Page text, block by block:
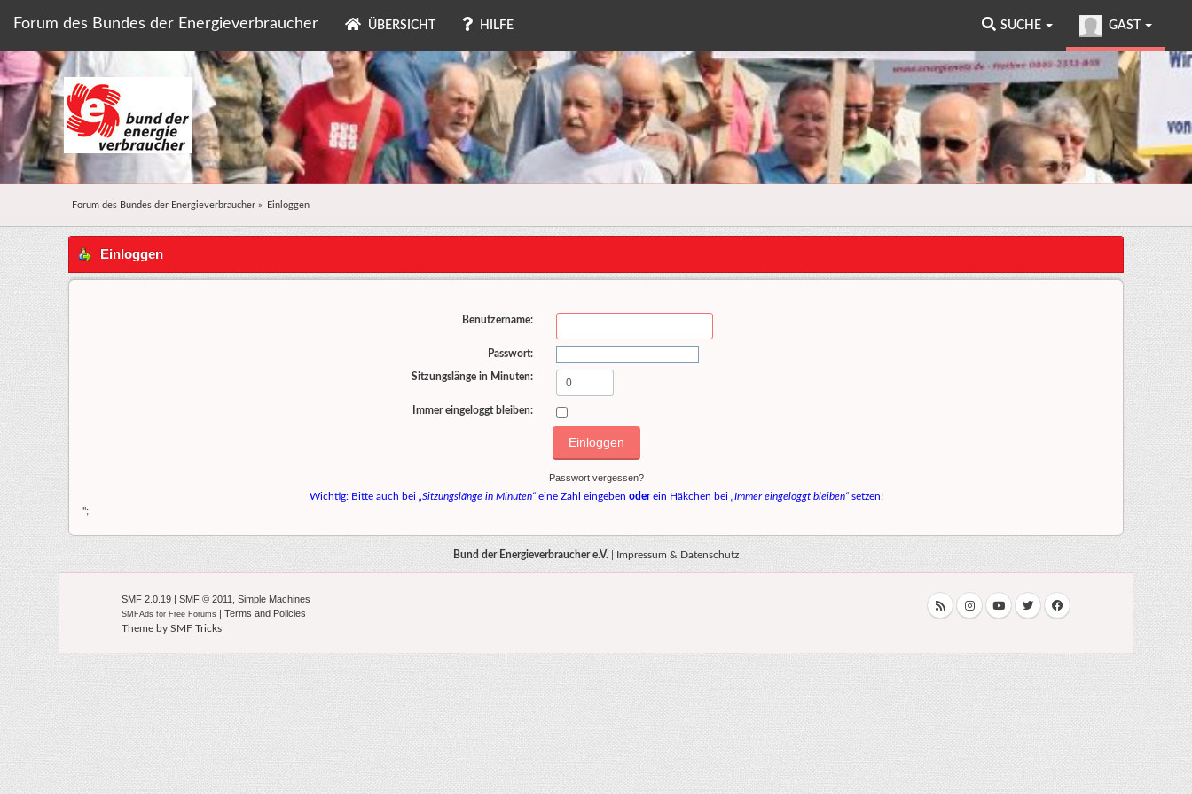
Forum des Bundes der Energieverbraucher ÜBERSICHT HILFE GAST
SUCHE
Forum des Bundes der Energieverbraucher» Einloggen
Einloggen
Benutzername:
Passwort:
Sitzungslänge in Minuten:
Immer eingeloggt bleiben:
Passwort vergessen?
Wichtig: Bitte auch bei „Sitzungslänge in Minuten“eine Zahl eingeben oderein Häkchen bei „Immer eingeloggt bleiben“setzen!
";
Bund der Energieverbraucher e.V. Impressum & Datenschutz
SMF 2.0.19| SMF © 2011 Simple Machines
SMFAds for Free Forums | Terms and Policies
Theme by SMF Tricks